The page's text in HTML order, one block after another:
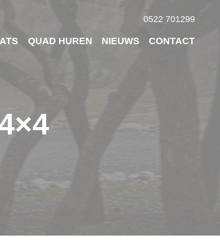
0522 701299
QUAD HUREN NIEUWS CONTACT